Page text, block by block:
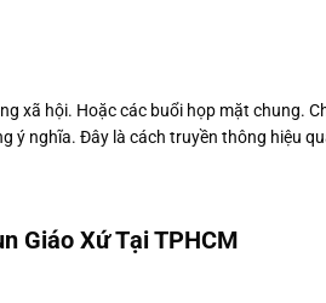
xã hội. Hoặc các buổi họp mặt chung.
ý nghĩa. Đây là cách truyền thông hiệu
Giáo Xứ Tại TPHCM